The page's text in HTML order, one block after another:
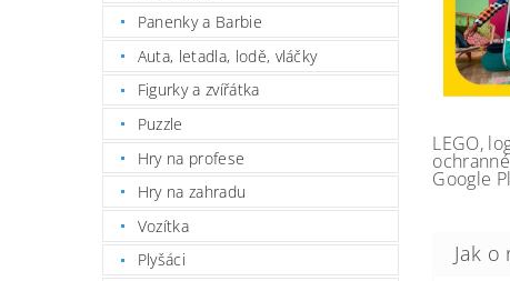
Panenky a Barbie
Auta, letadla, lodě, vláčky
Figurky a zvířátka
Puzzle
Hry na profese
Hry na zahradu
Vozítka
Plyšáci
LEGO,
Google